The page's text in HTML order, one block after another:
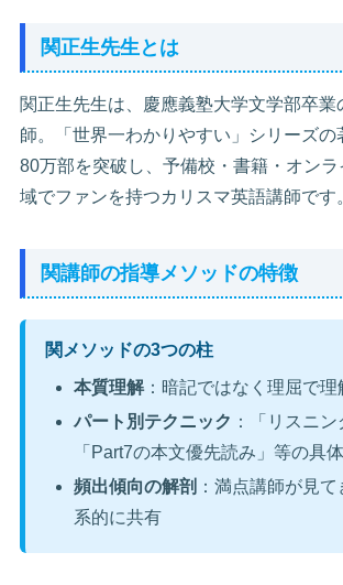
関正生先生とは
関正生先生は、慶應義塾大学文学部卒業
師。「世界一わかりやすい」シリーズの
80万部を突破し、予備校・書籍・オン
域でファンを持つカリスマ英語講師です
関講師の指導メソッドの特徴
関メソッドの3つの柱
本質理解：暗記ではなく理屈で理
パート別テクニック ：「リスニン
「Part7の本文優先読み」等の具
頻出傾向の解剖 ：満点講師が見
系的に共有